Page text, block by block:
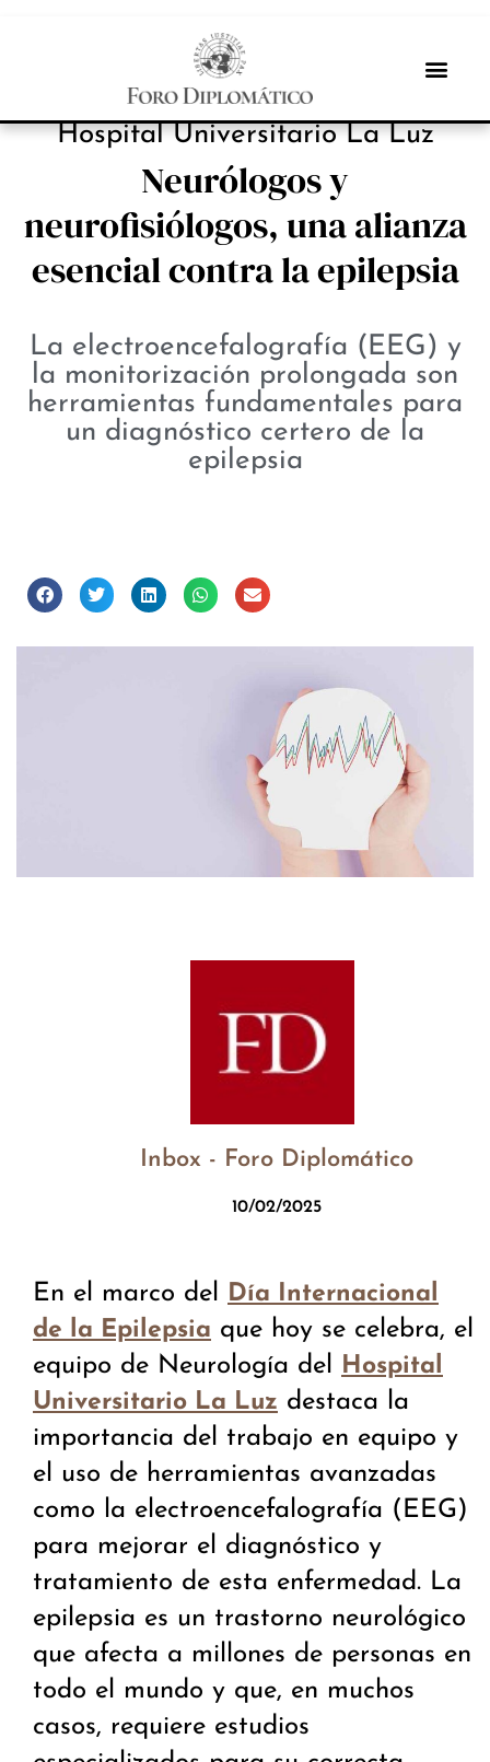
INBOX INTERNACIONAL
Hospital Universitario La Luz
Neurólogos y
neurofisiólogos, una alianza
esencial contra la epilepsia
La electroencefalografía (EEG) y
la monitorización prolongada son
herramientas fundamentales para
un diagnóstico certero de la
epilepsia
Inbox - Foro Diplomático
10/02/2025
En el marco del Día Internacional
de la Epilepsia que hoy se celebra, el
equipo de Neurología del Hospital
Universitario La Luz destaca la
importancia del trabajo en equipo y
el uso de herramientas avanzadas
como la electroencefalografía (EEG)
para mejorar el diagnóstico y
tratamiento de esta enfermedad. La
epilepsia es un trastorno neurológico
que afecta a millones de personas en
todo el mundo y que, en muchos
casos, requiere estudios